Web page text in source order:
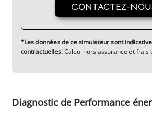
CONTACTEZ-
*Les données de ce simulateur sont
contractuelles.Calcul hors assurance et frais
Diagnostic de Performance